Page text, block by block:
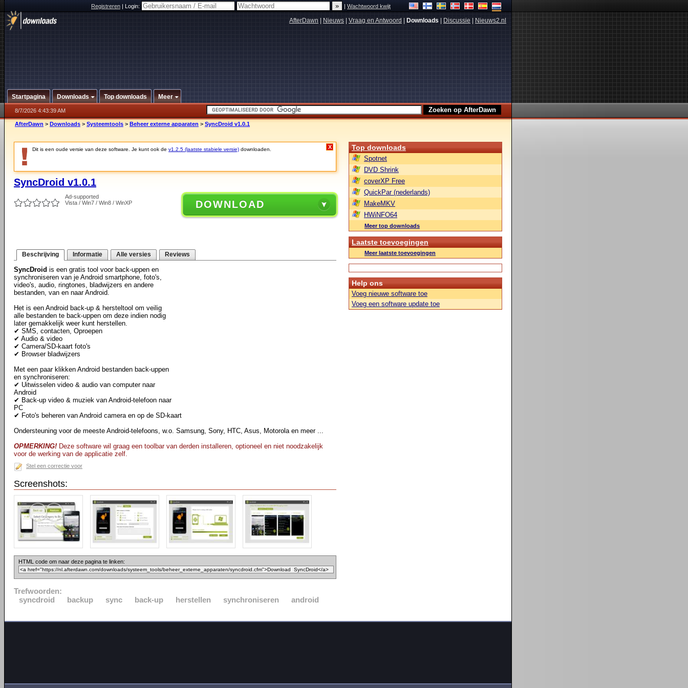
Registreren|Login: |Wachtwoord kwijt
AfterDawn Nieuws Vraag en Antwoord Downloads Discussie Nieuws2.nl
Startpagina Downloads Top downloads Meer
8/7/2026 4:43:39 AM
AfterDawn > Downloads > Systeemtools > Beheer externe apparaten > SyncDroid v1.0.1
Dit is een oude versie van deze software. Je kunt ook de v1.2.5 (laatste stabiele versie) downloaden. X
SyncDroid v1.0.1
Ad-supported
Vista / Win7 / Win8 / WinXP
DOWNLOAD
Beschrijving Informatie Alle versies Reviews
SyncDroid is een gratis tool voor back-uppen en
synchroniseren van je Android smartphone, foto's,
video's, audio, ringtones, bladwijzers en andere
bestanden, van en naar Android.
Het is een Android back-up & hersteltool om veilig
alle bestanden te back-uppen om deze indien nodig
later gemakkelijk weer kunt herstellen.
✔ SMS, contacten, Oproepen
✔ Audio & video
✔ Camera/SD-kaart foto's
✔ Browser bladwijzers
Met een paar klikken Android bestanden back-uppen
en synchroniseren:
✔ Uitwisselen video & audio van computer naar
Android
✔ Back-up video & muziek van Android-telefoon naar
PC
✔ Foto's beheren van Android camera en op de SD-kaart
Ondersteuning voor de meeste Android-telefoons, w.o. Samsung, Sony, HTC, Asus, Motorola en meer ...
OPMERKING! Deze software wil graag een toolbar van derden installeren, optioneel en niet noodzakelijk
voor de werking van de applicatie zelf.
Stel een correctie voor
Screenshots:
HTML code om naar deze pagina te linken:
Trefwoorden:
syncdroid
backup sync back-up herstellen synchroniseren android
Top downloads
Spotnet
DVD Shrink
coverXP Free
QuickPar (nederlands)
MakeMKV
HWiNFO64
Meer top downloads
Laatste toevoegingen
Meer laatste toevoegingen
Help ons
Voeg nieuwe software toe
Voeg een software update toe